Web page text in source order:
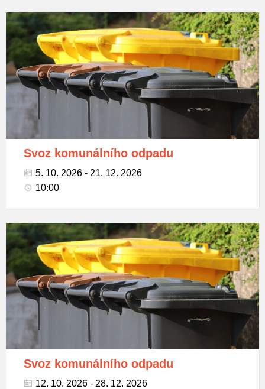
Popelnice
na
tříděný
odpad
Svoz komunálního odpadu
5. 10. 2026 - 21. 12. 2026
10:00
Popelnice
na
tříděný
odpad
Svoz komunálního odpadu
12. 10. 2026 - 28. 12. 2026